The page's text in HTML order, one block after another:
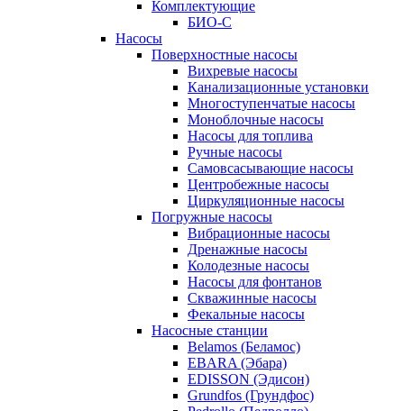
Комплектующие
БИО-С
Насосы
Поверхностные насосы
Вихревые насосы
Канализационные установки
Многоступенчатые насосы
Моноблочные насосы
Насосы для топлива
Ручные насосы
Самовсасывающие насосы
Центробежные насосы
Циркуляционные насосы
Погружные насосы
Вибрационные насосы
Дренажные насосы
Колодезные насосы
Насосы для фонтанов
Скважинные насосы
Фекальные насосы
Насосные станции
Belamos (Беламос)
EBARA (Эбара)
EDISSON (Эдисон)
Grundfos (Грундфос)